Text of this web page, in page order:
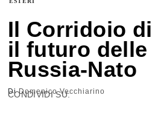
Il Corridoio
il futuro
Russia-Nato
DiDomenico Vecchiarino
CONDIVIDI SU: